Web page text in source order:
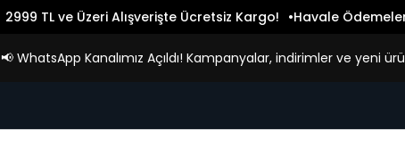
2999 TL ve Üzeri Alışverişte Ücretsiz Kargo! Havale
📢 WhatsApp Kanalımız Açıldı! Kampanyalar, indirimler ve yeni